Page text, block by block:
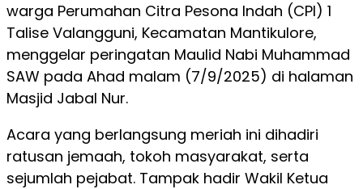
warga Perumahan Citra Pesona Indah (CPI) 1
Talise Valangguni, Kecamatan Mantikulore,
menggelar peringatan Maulid Nabi Muhammad
SAW pada Ahad malam (7/9/2025) di halaman
Masjid Jabal Nur.
Acara yang berlangsung meriah ini dihadiri
ratusan jemaah, tokoh masyarakat, serta
sejumlah pejabat. Tampak hadir Wakil Ketua